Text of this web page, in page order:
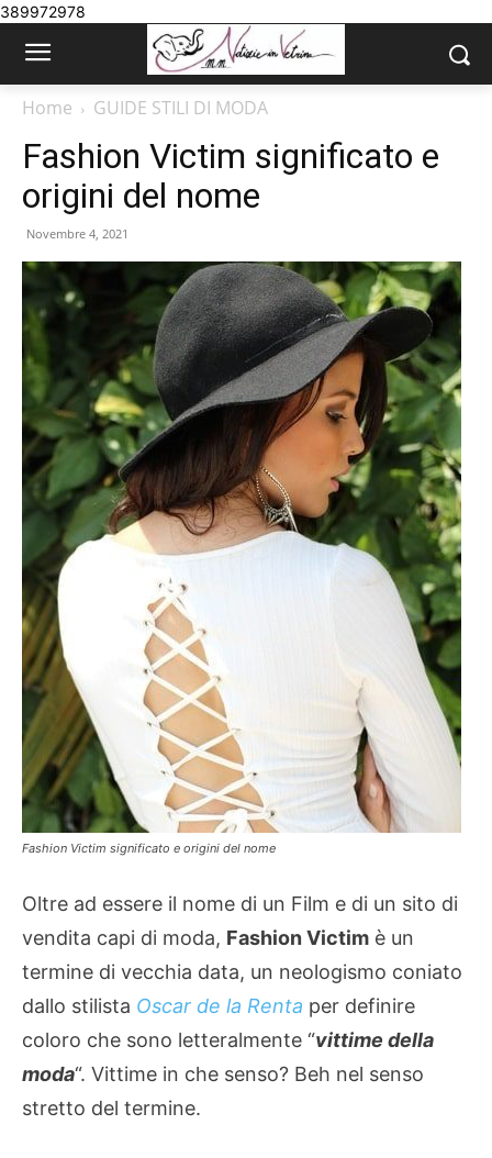
389972978
Home GUIDE STILI DI MODA
Fashion Victim significato e
origini del nome
Novembre 4, 2021
Fashion Victim significato e origini del nome
Oltre ad essere il nome di un Film e di un sito di
vendita capi di moda, Fashion Victim è un
termine di vecchia data, un neologismo coniato
dallo stilista Oscar de la Renta per definire
coloro che sono letteralmente “vittime della
moda“. Vittime in che senso? Beh nel senso
stretto del termine.